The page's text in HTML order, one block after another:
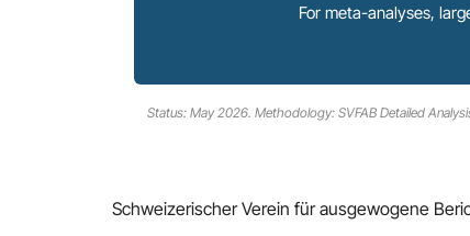
For meta-analyses,
Status: May 2026. Methodology: SVFAB Detailed
Schweizerischer Verein für ausgewogene